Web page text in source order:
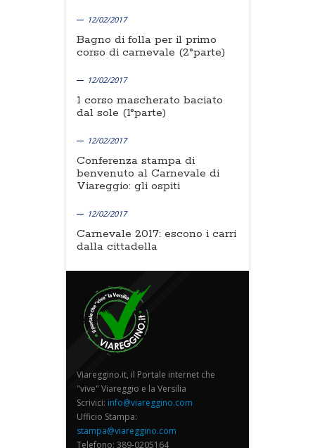
12/02/2017
Bagno di folla per il primo
corso di carnevale (2°parte)
12/02/2017
1 corso mascherato baciato
dal sole (1°parte)
12/02/2017
Conferenza stampa di
benvenuto al Carnevale di
Viareggio: gli ospiti
12/02/2017
Carnevale 2017: escono i carri
dalla cittadella
Viareggino.it, il Portale internet che
"vive" Viareggio e la Versilia
Scrivici: info@viareggino.com
Ufficio Stampa:
stampa@viareggino.com
Telefono: 389-0205164